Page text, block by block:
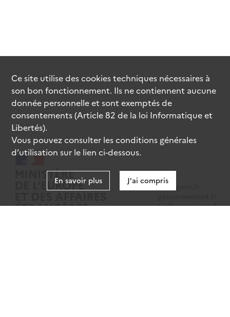
data.gouv.fr
legifrance.gouv.fr
Ce site utilise descookiestechniques nécessaires à
son bon fonctionnement. Ils ne contiennent aucune
donnée personnelle et sont exemptés de
consentements (Article 82 de la loi Informatique et
Libertés).
Vous pouvez consulter les conditions générales
d’utilisation sur le lien ci-dessous.
En savoir plus J'ai compris